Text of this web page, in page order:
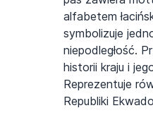
alfabetem
symbolizuje
niepodległość.
historii kraju i
Reprezentuje
Republiki